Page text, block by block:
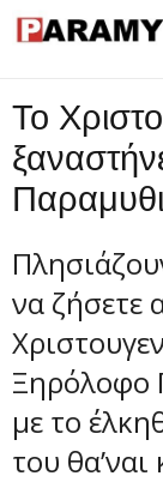
Ροή
Επικοινωνία
Το
να ζήσετε
Ξηρόλοφο
με το
του